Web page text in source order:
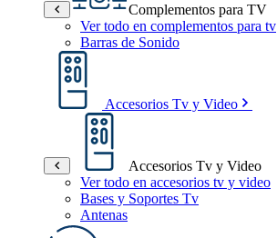
Complementos para TV
Ver todo en complementos para tv
Barras de Sonido
Accesorios Tv y Video
Accesorios Tv y Video
Ver todo en accesorios tv y video
Bases y Soportes Tv
Antenas